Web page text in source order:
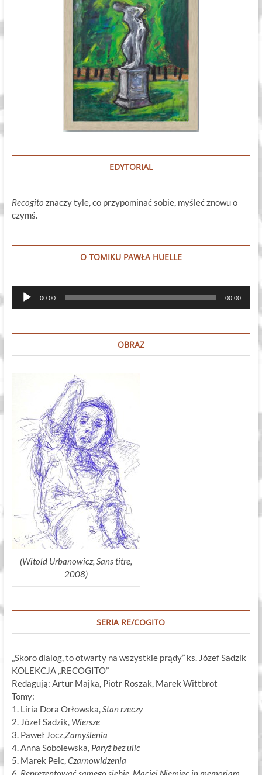
EDYTORIAL
Recogito znaczy tyle, co przypominać sobie, myśleć znowu o
czymś.
O TOMIKU PAWŁA HUELLE
Odtwarzacz
plików
00:00 00:00
OBRAZ
(Witold Urbanowicz, Sans titre,
2008)
SERIA RE/COGITO
„Skoro dialog, to otwarty na wszystkie prądy” ks. Józef Sadzik
KOLEKCJA „RECOGITO”
Redagują: Artur Majka, Piotr Roszak, Marek Wittbrot
Tomy:
1. Líria Dora Orłowska,Stan rzeczy
2. Józef Sadzik, Wiersze
3. Paweł Jocz,Zamyślenia
4. Anna Sobolewska, Paryż bez ulic
5. Marek Pelc,Czarnowidzenia